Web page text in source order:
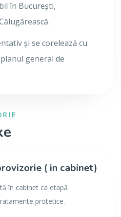
în București,
și se corelează cu
general de
( in cabinet)
în cabinet ca etapă
protetice.